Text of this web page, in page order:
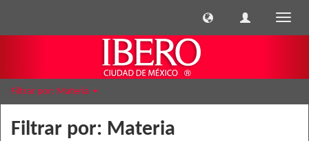
Filtrar por: Materia
Filtrar por: Materia